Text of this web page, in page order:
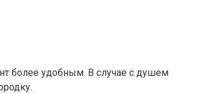
более удобным. В случае с душем